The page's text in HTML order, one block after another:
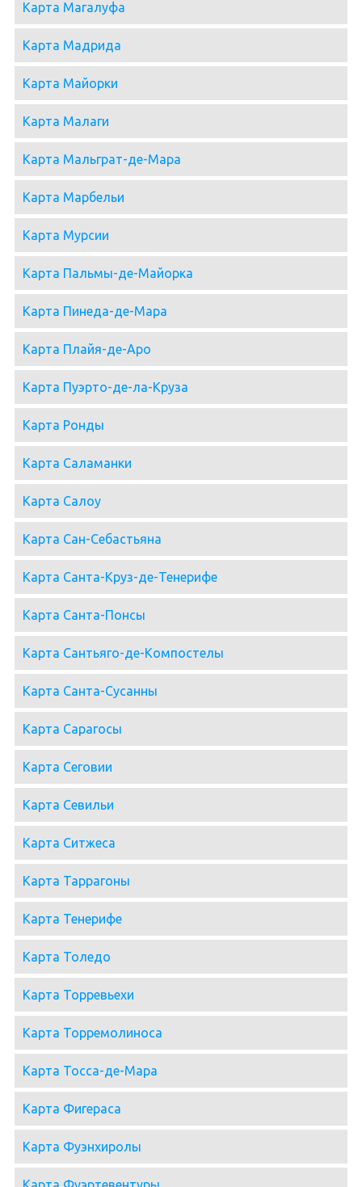
Карта Магалуфа
Карта Мадрида
Карта Майорки
Карта Малаги
Карта Мальграт-де-Мара
Карта Марбельи
Карта Мурсии
Карта Пальмы-де-Майорка
Карта Пинеда-де-Мара
Карта Плайя-де-Аро
Карта Пуэрто-де-ла-Круза
Карта Ронды
Карта Саламанки
Карта Салоу
Карта Сан-Себастьяна
Карта Санта-Круз-де-Тенерифе
Карта Санта-Понсы
Карта Сантьяго-де-Компостелы
Карта Санта-Сусанны
Карта Сарагосы
Карта Сеговии
Карта Севильи
Карта Ситжеса
Карта Таррагоны
Карта Тенерифе
Карта Толедо
Карта Торревьехи
Карта Торремолиноса
Карта Тосса-де-Мара
Карта Фигераса
Карта Фуэнхиролы